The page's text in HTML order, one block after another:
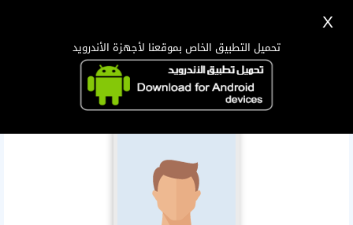
X
تحميل التطبيق الخاص بموقعنا لأجهزة الأندرويد